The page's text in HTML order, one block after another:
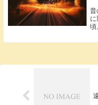
昔
頃